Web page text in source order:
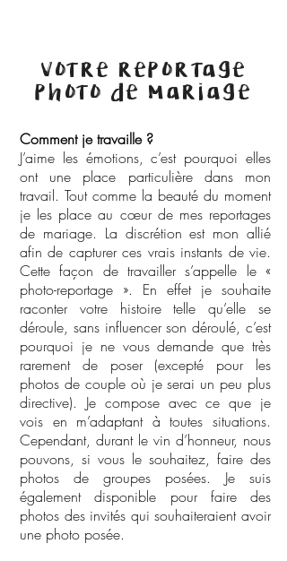
votre reportage
photo de mariage
Comment je travaille ?
J’aime les émotions, c’est pourquoi elles
ont une place particulière dans mon
travail. Tout comme la beauté du moment
je les place au cœur de mes reportages
de mariage. La discrétion est mon allié
afin de capturer ces vrais instants de vie.
Cette façon de travailler s’appelle le «
photo-reportage ». En effet je souhaite
raconter votre histoire telle qu’elle se
déroule, sans influencer son déroulé, c’est
pourquoi je ne vous demande que très
rarement de poser (excepté pour les
photos de couple où je serai un peu plus
directive). Je compose avec ce que je
vois en m’adaptant à toutes situations.
Cependant, durant le vin d’honneur, nous
pouvons, si vous le souhaitez, faire des
photos de groupes posées. Je suis
également disponible pour faire des
photos des invités qui souhaiteraient avoir
une photo posée.